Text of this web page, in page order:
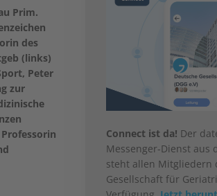
Prim.
des
(links)
Peter
zur
Connect ist da! Der
Messenger-Dienst aus
steht allen Mitgliedern
Gesellschaft für